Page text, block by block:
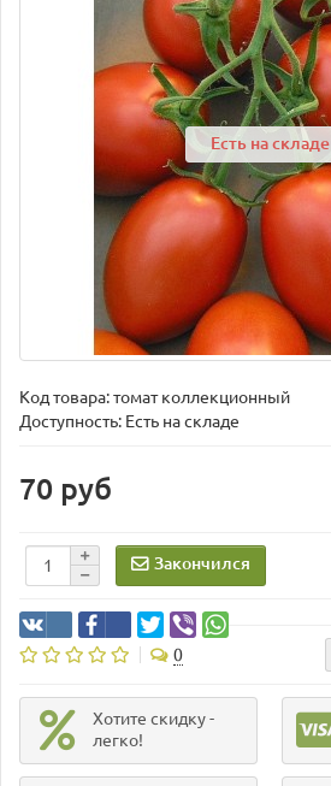
Есть на складе
Код товара:томат коллекционный
Доступность: Есть на складе
70 руб
Закончился
0
Хотите скидку -
легко!